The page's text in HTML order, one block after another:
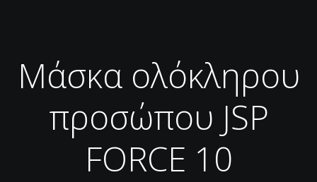
Μάσκα ολόκληρου
προσώπου JSP
FORCE 10